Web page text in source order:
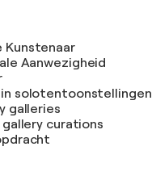
Kunstenaar
Aanwezigheid
in solotentoonstellingen
galleries
curations